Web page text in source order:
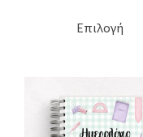
Επιλογή